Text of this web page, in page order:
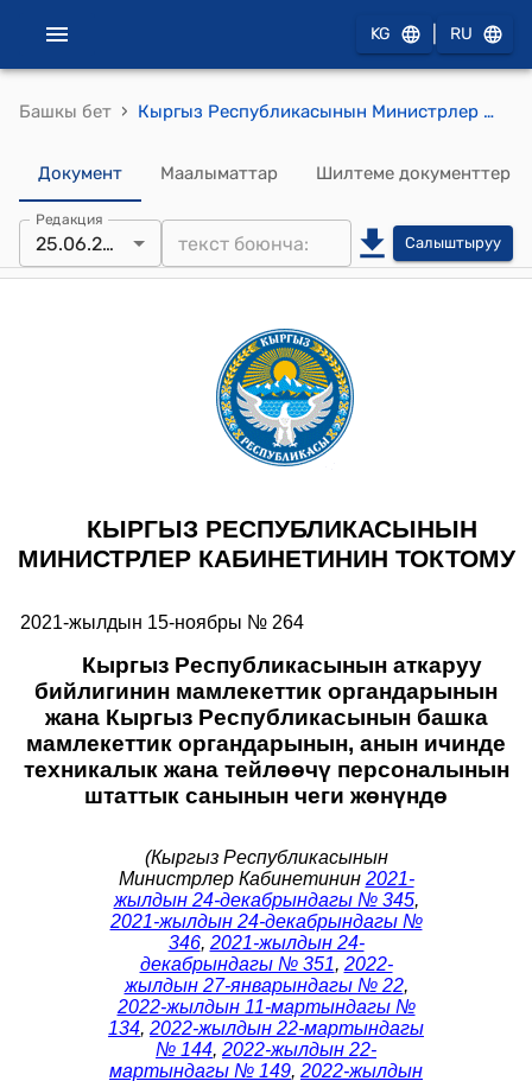
KG RU
Башкы бет › Кыргыз Республикасынын Министрлер Кабинетинин 2021-жылдын 15-ноябрындагы № 264 "Кыргыз Республикасынын аткаруу бийлигинин мамлекеттик органдарынын жана Кыргыз Республикасынын башка мамлекеттик органдарынын, анын ичинде техникалык жана тейлөөчү персоналынын штаттык санынын чеги жөнүндө" токтому
Документ Маалыматтар Шилтеме документтер
Редакция
25.06.2026 Салыштыруу